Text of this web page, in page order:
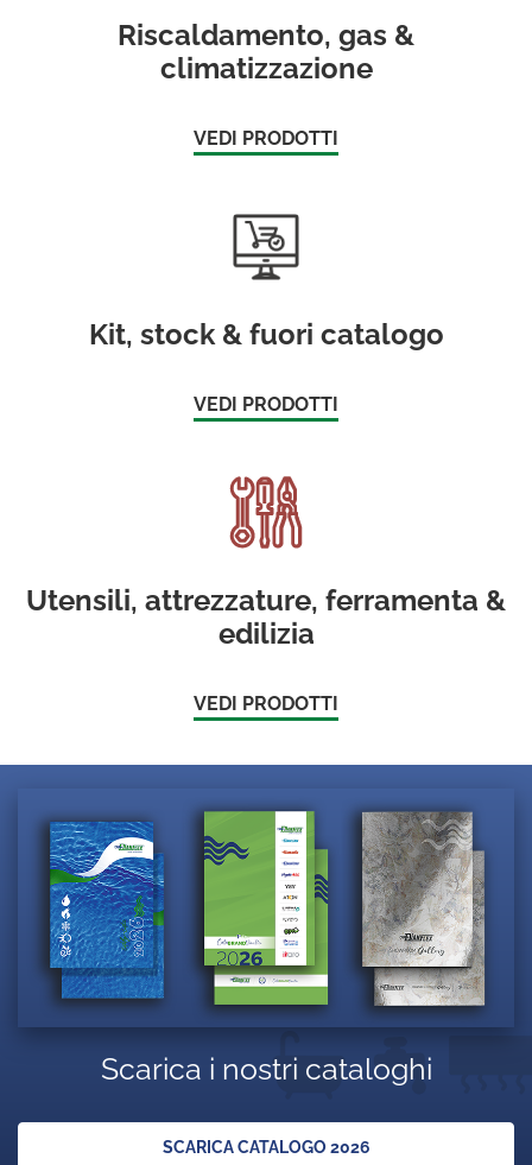
Riscaldamento, gas &
climatizzazione
VEDI PRODOTTI
Kit, stock & fuori catalogo
VEDI PRODOTTI
Utensili, attrezzature, ferramenta &
edilizia
VEDI PRODOTTI
Scarica i nostri cataloghi
SCARICA CATALOGO 2026